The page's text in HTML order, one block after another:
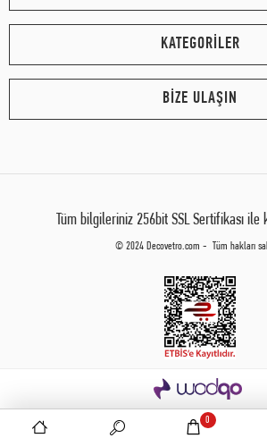
KATEGORİLER
BİZE ULAŞIN
Tüm bilgileriniz 256bit SSL Sertifikası ile
© 2024 Decovetro.com - Tüm hakları
0